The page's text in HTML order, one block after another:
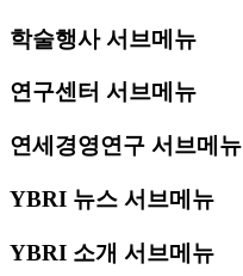
학술행사 서브메뉴
연구센터 서브메뉴
연세경영연구 서브메뉴
YBRI 뉴스 서브메뉴
YBRI 소개 서브메뉴